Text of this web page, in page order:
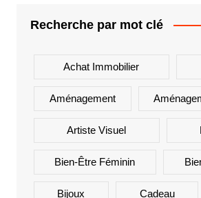
Recherche par mot clé
Achat Immobilier
Aménagement
Artiste Visuel
Bien-Être Féminin
Bijoux Cadeau